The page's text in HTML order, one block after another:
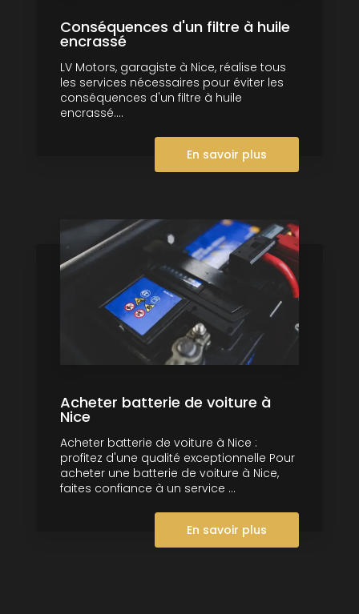
Conséquences d'un filtre à huile
encrassé
LV Motors, garagiste à Nice, réalise tous
les services nécessaires pour éviter les
conséquences d'un filtre à huile
encrassé....
En savoir plus
Acheter batterie de voiture à
Nice
Acheter batterie de voiture à Nice :
profitez d'une qualité exceptionnelle Pour
acheter une batterie de voiture à Nice,
faites confiance à un service ...
En savoir plus